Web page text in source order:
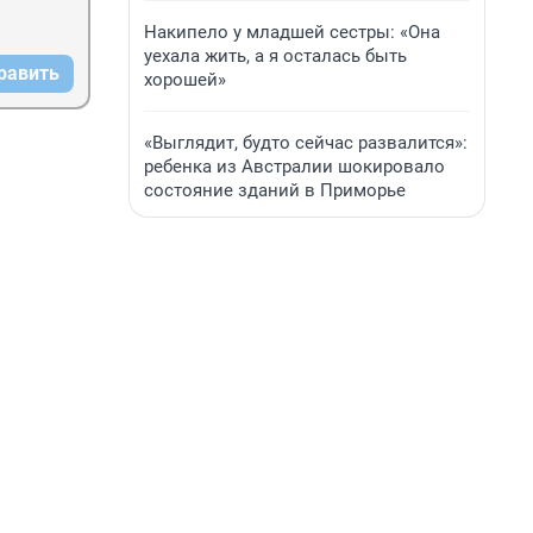
Накипело у младшей сестры: «Она
уехала жить, а я осталась быть
хорошей»
«Выглядит, будто сейчас развалится»:
ребенка из Австралии шокировало
состояние зданий в Приморье